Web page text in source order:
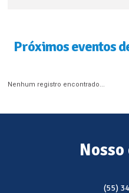
Próximos eventos
Nenhum registro encontrado...
(55)